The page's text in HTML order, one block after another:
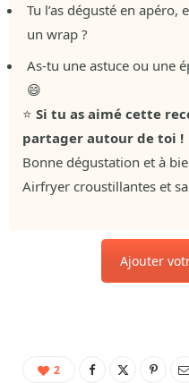
Tu l’as dégusté en
un wrap ?
As-tu une astuce ou une
😄
⭐ Si tu as aimé cette
partager autour de toi !
Bonne dégustation et à
Airfryer croustillantes et
Ajouter
2